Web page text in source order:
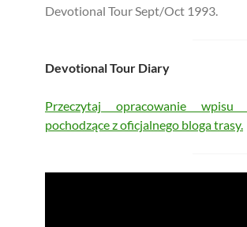
Devotional Tour Sept/Oct 1993.
Devotional Tour Diary
Przeczytaj opracowanie
pochodzące z oficjalnego bloga trasy.